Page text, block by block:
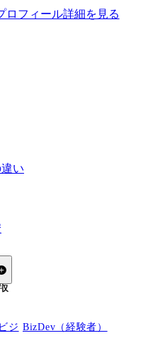
ロフィール詳細を見る
い
リード
理
組織を牽引する
ジ BizDev（経験者）